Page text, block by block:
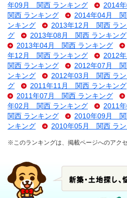
年09月 関西 ランキング
2014
関西 ランキング
2014年04月 関
ンキング
2013年12月 関西 ラン
グ
2013年08月 関西 ランキング
2013年04月 関西 ランキング
年12月 関西 ランキング
2012
関西 ランキング
2012年07月 関
ンキング
2012年03月 関西 ラン
グ
2011年11月 関西 ランキング
2011年07月 関西 ランキング
年02月 関西 ランキング
2011
関西 ランキング
2010年09月 関
ンキング
2010年05月 関西 ラン
※このランキングは、掲載ページへのアク